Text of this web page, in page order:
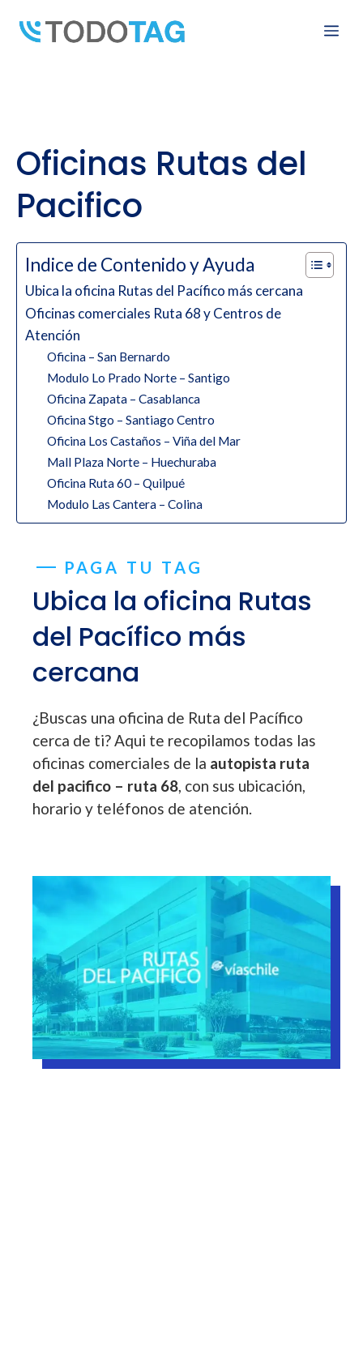
Oficinas Rutas del
Pacifico
Indice de Contenido y Ayuda
Ubica la oficina Rutas del Pacífico más cercana
Oficinas comerciales Ruta 68 y Centros de
Atención
Oficina – San Bernardo
Modulo Lo Prado Norte – Santigo
Oficina Zapata – Casablanca
Oficina Stgo – Santiago Centro
Oficina Los Castaños – Viña del Mar
Mall Plaza Norte – Huechuraba
Oficina Ruta 60 – Quilpué
Modulo Las Cantera – Colina
PAGA TU TAG
Ubica la oficina Rutas
del Pacífico más
cercana
¿Buscas una oficina de Ruta del Pacífico
cerca de ti? Aqui te recopilamos todas las
oficinas comerciales de la autopista ruta
del pacifico – ruta 68, con sus ubicación,
horario y teléfonos de atención.